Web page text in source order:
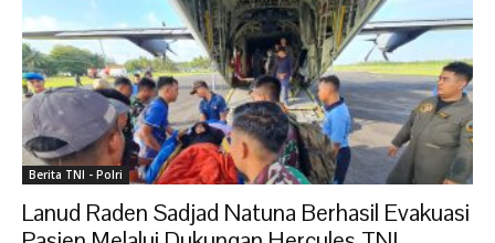
Berita TNI - Polri
Lanud Raden Sadjad Natuna Berhasil Evakuasi